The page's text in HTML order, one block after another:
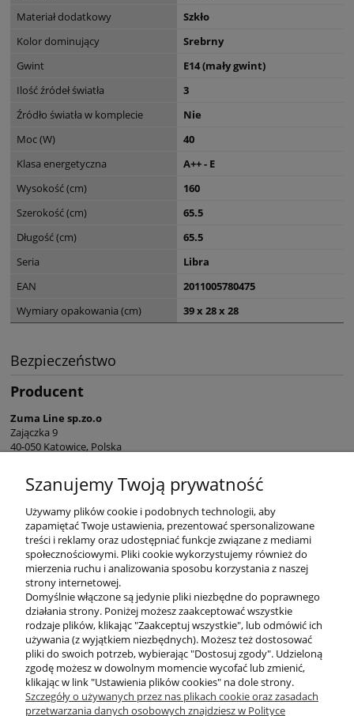
Materiał dodatkowy
Szkło
Kolor dominujący
Srebrny
Gwint
E14 (mały gwint)
Ilość źródeł światła
3
Źródło światła w komplecie
Nie
Moc (W)
40
Klasa energetyczna
A++ - E
Wysokość (cm)
160
Szerokość (cm)
65.5
Długość (cm)
65.5
Seria
Libra
EAN
2011005780475
Wymiary opakowania (cm)
39 x 28 x 28
Bezpieczeństwo
Producent
Zuma Line sp.zo.o
Zajączka 9
40-050 Katowice, Polska
+48 32 730 66 10
KONTAKT
DODATKOWE
MOJE KONTO
Szanujemy Twoją prywatność
Używamy plików cookie i podobnych technologii, aby
zapamiętać Twoje ustawienia, prezentować spersonalizowane
treści i reklamy oraz udostępniać funkcje związane z mediami
społecznościowymi. Pliki cookie wykorzystujemy również do
mierzenia ruchu i analizowania sposobu korzystania z naszej
strony internetowej.
Domyślnie włączone są jedynie pliki niezbędne do poprawnego
działania strony. Poniżej możesz zaakceptować wszystkie
rodzaje plików, klikając "Zaakceptuj wszystkie", lub odmówić ich
używania (z wyjątkiem niezbędnych). Możesz też dostosować
pliki do swoich potrzeb, wybierając "Dostosuj zgody". Udzieloną
zgodę możesz w dowolnym momencie wycofać lub zmienić,
klikając w link "Ustawienia plików cookies" na dole strony.
Szczegóły o używanych przez nas plikach cookie oraz zasadach
przetwarzania danych osobowych znajdziesz w Polityce